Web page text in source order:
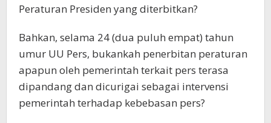
Peraturan Presiden yang diterbitkan?
Bahkan, selama 24 (dua puluh empat) tahun
umur UU Pers, bukankah penerbitan peraturan
apapun oleh pemerintah terkait pers terasa
dipandang dan dicurigai sebagai intervensi
pemerintah terhadap kebebasan pers?